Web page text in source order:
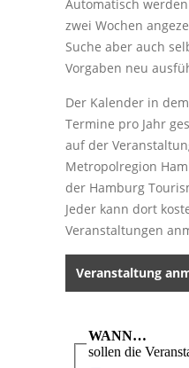
Automatisch
zwei Wochen
Suche aber auch
Vorgaben neu
Der Kalender in
Termine pro Jahr
auf der
Metropolregion
der Hamburg
Jeder kann dort
Veranstaltungen
Veranstaltung